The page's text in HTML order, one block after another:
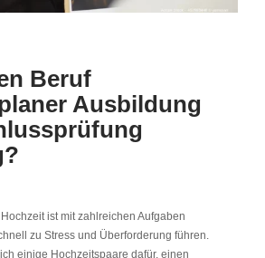
Beruf
Ausbildung
ist mit zahlreichen Aufgaben
zu Stress und Überforderung führen.
einige Hochzeitspaare dafür, einen